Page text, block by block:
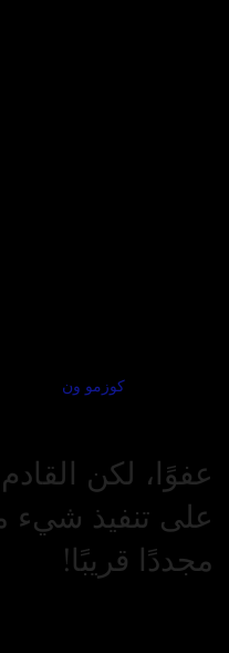
كوزمو ون
عفوًا، لكن
على تنفيذ
مجددًا قريبًا!